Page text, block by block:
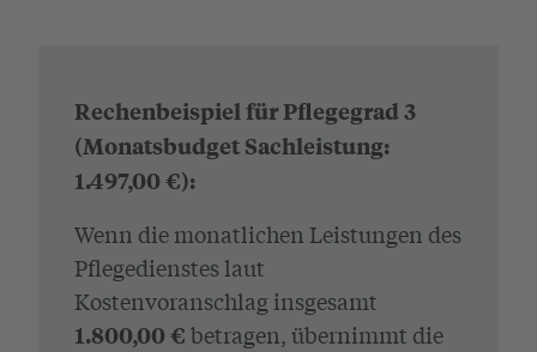
Rechenbeispiel für Pflegegrad 3
(Monatsbudget Sachleistung:
1.497,00 €):
Wenn die monatlichen Leistungen des
Pflegedienstes laut
Kostenvoranschlag insgesamt
1.800,00 € betragen, übernimmt die